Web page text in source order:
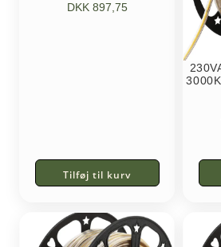
DKK897,75
Tilføj til kurv